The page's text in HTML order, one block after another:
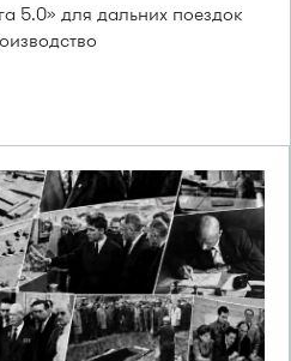
5.0» для дальних поездок